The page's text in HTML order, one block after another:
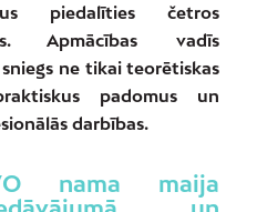
piedalīties četros
Apmācības vadīs
ne tikai teorētiskas
padomus un
darbības.
nama maija